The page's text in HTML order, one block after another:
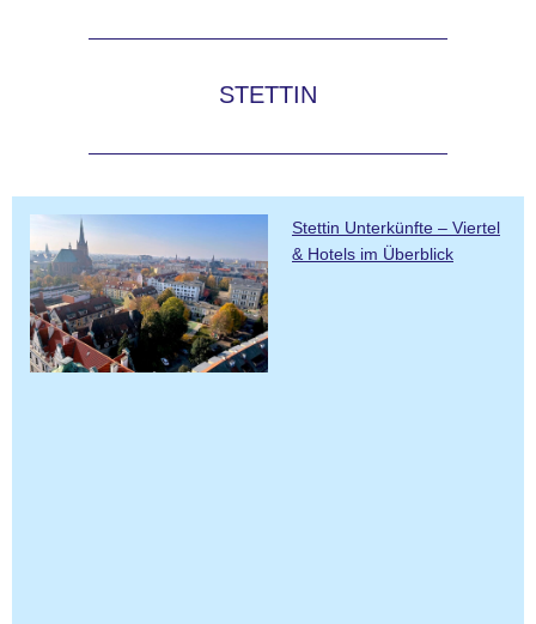
STETTIN
Stettin Unterkünfte – Viertel
& Hotels im Überblick